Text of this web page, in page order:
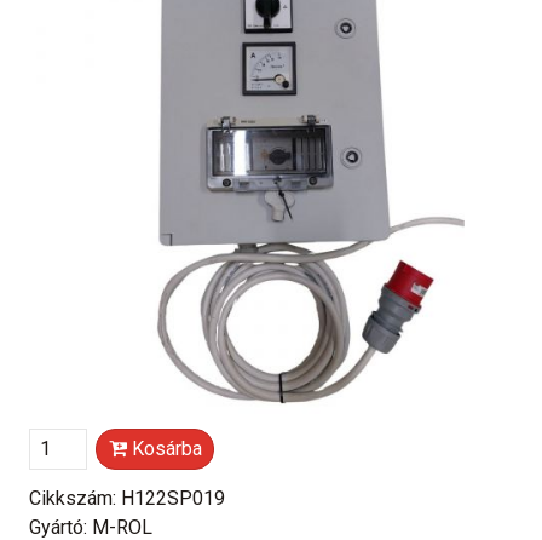
Kosárba
Cikkszám: H122SP019
Gyártó: M-ROL